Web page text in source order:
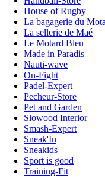
House of Rugby
La bagagerie du
La sellerie de Maé
Le Motard Bleu
Made in Paradis
Nauti-wave
On-Fight
Padel-Expert
Pecheur-Store
Pet and Garden
Slowood Interior
Smash-Expert
Sneak'In
Sneakids
Sport is good
Training-Fit